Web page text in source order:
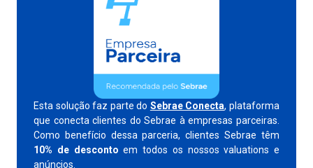
Esta solução faz parte do Sebrae Conecta, plataforma
que conecta clientes do Sebrae à empresas parceiras.
Como benefício dessa parceria, clientes Sebrae têm
10% de desconto em todos os nossos valuations e
anúncios.